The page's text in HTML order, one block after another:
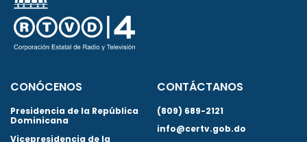
CONÓCENOS
Presidencia de la República
Dominicana
Vicepresidencia de la
CONTÁCTANOS
(809) 689-2121
info@certv.gob.do